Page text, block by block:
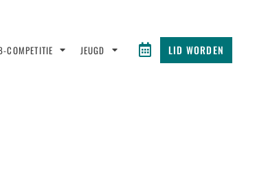
COMPETITIE JEUGD LID WORDEN